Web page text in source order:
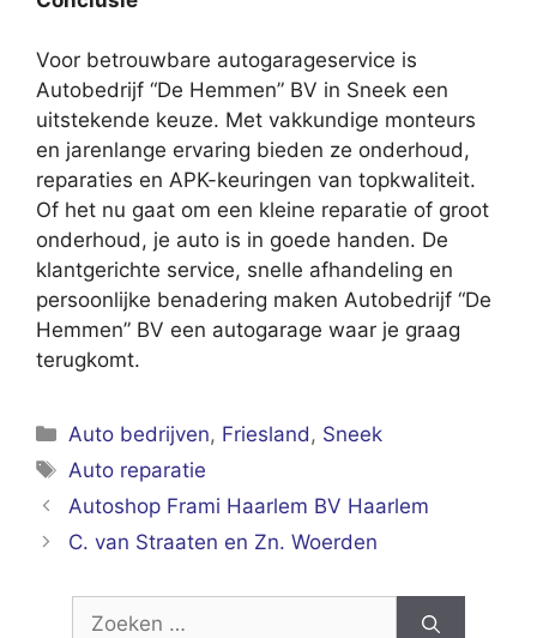
Voor betrouwbare autogarageservice is
Autobedrijf “De Hemmen” BV in Sneek een
uitstekende keuze. Met vakkundige monteurs
en jarenlange ervaring bieden ze onderhoud,
reparaties en APK-keuringen van topkwaliteit.
Of het nu gaat om een kleine reparatie of groot
onderhoud, je auto is in goede handen. De
klantgerichte service, snelle afhandeling en
persoonlijke benadering maken Autobedrijf “De
Hemmen” BV een autogarage waar je graag
terugkomt.
Categorieën
Auto bedrijven, Friesland, Sneek
Tags
Auto reparatie
Autoshop Frami Haarlem BV Haarlem
C. van Straaten en Zn. Woerden
Zoek